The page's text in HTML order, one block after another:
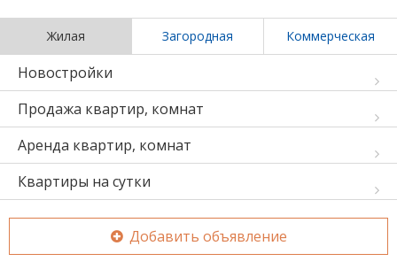
Жилая Загородная Коммерческая
Новостройки
Продажа квартир, комнат
Аренда квартир, комнат
Квартиры на сутки
Добавить объявление